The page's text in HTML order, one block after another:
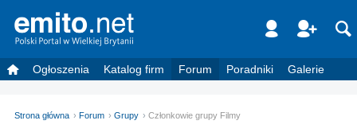
Ogłoszenia Katalog firm Forum Poradniki Galerie
Strona główna Forum Grupy Członkowie grupy Filmy